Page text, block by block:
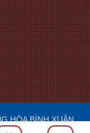
HÒA BÌNH XUÂN